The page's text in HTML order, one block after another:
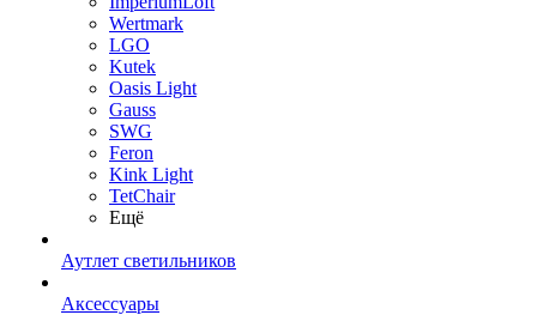
Wertmark
LGO
Kutek
Oasis Light
Gauss
SWG
Feron
Kink Light
TetСhair
Ещё
Аутлет светильников
Аксессуары